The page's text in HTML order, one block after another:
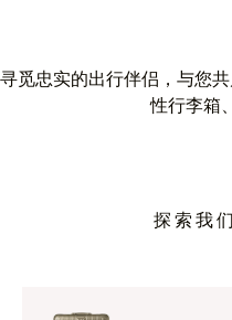
寻觅忠实的出行伴侣，与您
性行李箱
探索我